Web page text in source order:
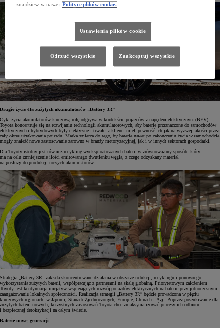
Drugie życie dla zużytych akumulatorów „Battery 3R”
Cykl życia akumulatorów kluczową rolę odgrywa w kontekście pojazdów z napędem elektrycznym (BEV).
Toyota koncentruje się na rozwijaniu technologii akumulatorowych, aby baterie przeznaczone do samochodów
elektrycznych i hybrydowych były efektywne i trwałe, a klienci mieli pewność ich jak najwyższej jakości przez
cały okres użytkowania pojazdu. Marka zmierza do tego, by baterie nawet po zakończeniu życia w samochodzie
mogły znaleźć nowe zastosowanie zarówno w branży motoryzacyjnej, jak i w innych sektorach gospodarki.
Dla Toyoty istotny jest również recykling wyeksploatowanych baterii w zrównoważony sposób, który
ma na celu zmniejszenie ilości emitowanego dwutlenku węgla, z czego odzyskany materiał
na posłuży do produkcji nowych akumulatorów.
Strategia „Battery 3R” zakłada skoncentrowane działania w obszarze redukcji, recyklingu i ponownego
wykorzystania zużytych baterii, współpracując z partnerami na skalę globalną. Priorytetowym założeniem
Toyoty jest kontynuacja inicjatyw wspierających rozwój pojazdów elektrycznych na baterie przy jednoczesnym
zaangażowaniu lokalnych społeczności. Realizacja strategii „Battery 3R” będzie prowadzona w pięciu
kluczowych regionach: w Japonii, Stanach Zjednoczonych, Europie, Chinach i Azji. Poprzez poszukiwanie dla
zużytych baterii nowych, korzystnych zastosowań Toyota chce zmaksymalizować procesy ich odbioru
i bezpiecznej detoksykacji na całym świecie.
Baterie nowej generacji
znajdziesz w naszej Polityce plików cookie.
Ustawienia plików cookie
Odrzuć wszystkie Zaakceptuj wszystkie